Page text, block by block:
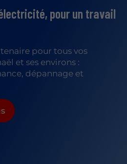
pour un travail
pour tous vos
et ses environs :
dépannage et